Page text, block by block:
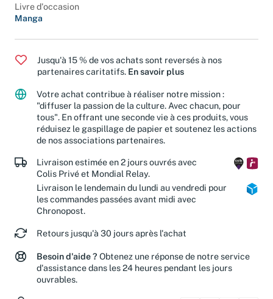
Livre d'occasion
Manga
Jusqu'à 15 % de vos achats sont reversés à nos
partenaires caritatifs. En savoir plus
Votre achat contribue à réaliser notre mission :
"diffuser la passion de la culture. Avec chacun, pour
tous". En offrant une seconde vie à ces produits, vous
réduisez le gaspillage de papier et soutenez les actions
de nos associations partenaires.
Livraison estimée en 2 jours ouvrés avec
Colis Privé et Mondial Relay.
Livraison le lendemain du lundi au vendredi pour
les commandes passées avant midi avec
Chronopost.
Retours jusqu'à 30 jours après l'achat
Besoin d'aide ? Obtenez une réponse de notre service
d'assistance dans les 24 heures pendant les jours
ouvrables.